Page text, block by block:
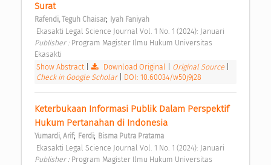
Surat
Rafendi, Teguh Chaisar; Iyah Faniyah
Ekasakti Legal Science Journal Vol. 1 No. 1 (2024): Januari
Publisher : Program Magister Ilmu Hukum Universitas
Ekasakti
Show Abstract| Download Original Original Source
Check in Google Scholar
DOI: 10.60034/w50j9j28
Keterbukaan Informasi Publik Dalam Perspektif
Hukum Pertanahan di Indonesia
Yumardi, Arif; Ferdi; Bisma Putra Pratama
Ekasakti Legal Science Journal Vol. 1 No. 1 (2024): Januari
Publisher : Program Magister Ilmu Hukum Universitas